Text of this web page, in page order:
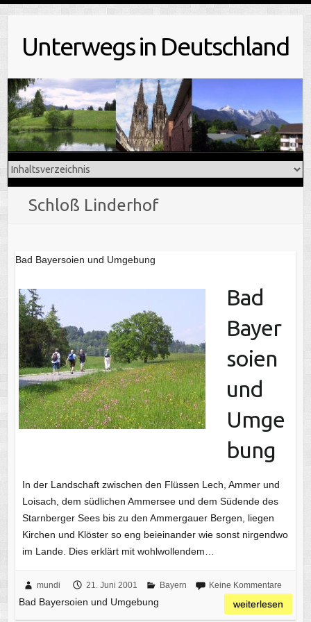
Unterwegs in Deutschland
Schloß Linderhof
Bad Bayersoien und Umgebung
Bad
Bayer
soien
und
Umge
bung
In der Landschaft zwischen den Flüssen Lech, Ammer und
Loisach, dem südlichen Ammersee und dem Südende des
Starnberger Sees bis zu den Ammergauer Bergen, liegen
Kirchen und Klöster so eng beieinander wie sonst nirgendwo
im Lande. Dies erklärt mit wohlwollendem…
mundi 21. Juni 2001 Bayern Keine Kommentare
Bad Bayersoien und Umgebung weiterlesen